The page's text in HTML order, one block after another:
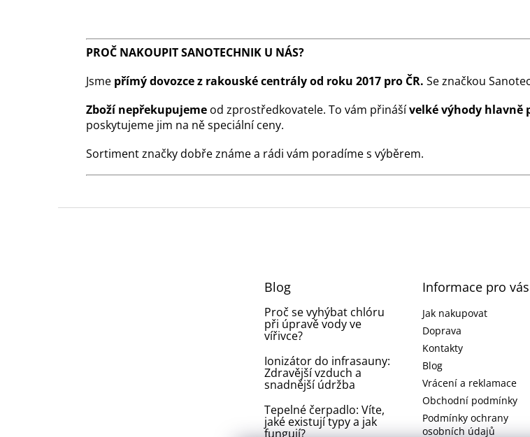
PROČ NAKOUPIT SANOTECHNIK U NÁS?
Jsme přímý dovozce z rakouské centrály od roku 2017 pro ČR. Se značkou
Zboží nepřekupujeme od zprostředkovatele. To vám přinášívelké výhody hlavně
poskytujeme jim na ně speciální ceny.
Sortiment značky dobře známe a rádi vám poradíme s výběrem.
Blog
Proč se vyhýbat chlóru
při úpravě vody ve
vířivce?
Ionizátor do infrasauny:
Zdravější vzduch a
snadnější údržba
Tepelné čerpadlo: Víte,
jaké existují typy a jak
fungují?
Informace pro vás
Jak nakupovat
Doprava
Kontakty
Blog
Vrácení a reklamace
Obchodní podmínky
Podmínky ochrany
osobních údajů